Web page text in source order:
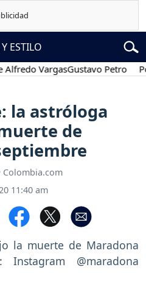
ESTILO
VargasGustavo Petro
la astróloga
de
Colombia.com
11:40 am